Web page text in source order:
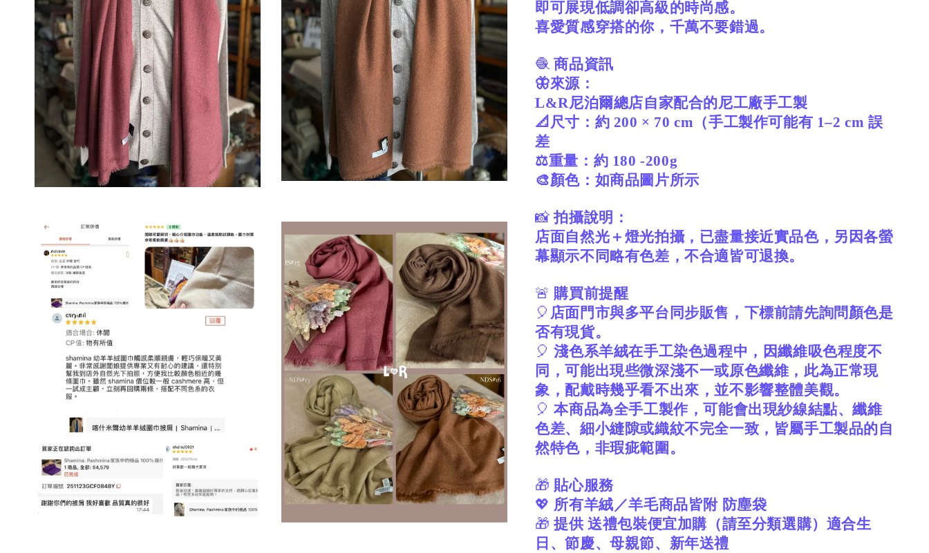
即可展現低調卻高級的時尚感。
喜愛質感穿搭的你，千萬不要錯過。
🧶 商品資訊
🦋來源：
L&R尼泊爾總店自家配合的尼工廠手工製
📐尺寸：約 200 × 70 cm（手工製作可能有 1–2 cm 誤
差
⚖️重量：約 180 -200g
🎨顏色：如商品圖片所示
📸拍攝說明：
店面自然光＋燈光拍攝，已盡量接近實品色，另因各螢
幕顯示不同略有色差，不合適皆可退換。
🚨 購買前提醒
🎈 店面門市與多平台同步販售，下標前請先詢問顏色是
否有現貨。
🎈 淺色系羊絨在手工染色過程中，因纖維吸色程度不
同，可能出現些微深淺不一或原色纖維，此為正常現
象，配戴時幾乎看不出來，並不影響整體美觀。
🎈 本商品為全手工製作，可能會出現紗線結點、纖維
色差、細小縫隙或織紋不完全一致，皆屬手工製品的自
然特色，非瑕疵範圍。
🎁 貼心服務
💖 所有羊絨／羊毛商品皆附 防塵袋
🎁提供 送禮包裝便宜加購（請至分類選購）適合生
日、節慶、母親節、新年送禮